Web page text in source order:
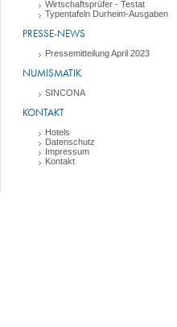
Wirtschaftsprüfer - Testat
Typentafeln Durheim-Ausgaben
PRESSE-NEWS
Pressemitteilung April 2023
NUMISMATIK
SINCONA
KONTAKT
Hotels
Datenschutz
Impressum
Kontakt